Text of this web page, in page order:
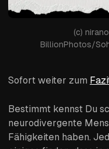
(c)
BillionPhotos/
Sofort weiter zum
Bestimmt kennst Du
neurodivergente
Fähigkeiten haben.